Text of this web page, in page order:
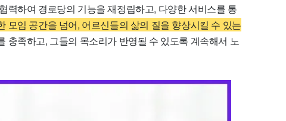
력하여 경로당의 기능을 재정립하고, 다양한 서비스를 통
모임 공간을 넘어, 어르신들의 삶의 질을 향상시킬 수 있는
충족하고, 그들의 목소리가 반영될 수 있도록 계속해서 노